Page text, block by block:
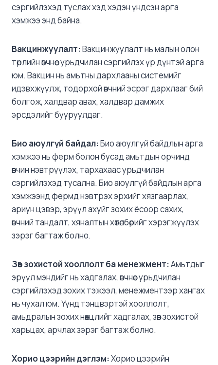
сэргийлэхэд туслах хэд хэдэн үндсэн арга
хэмжээ энд байна.
Вакцинжуулалт:Вакцинжуулалт нь малын олон
төрлийн өвчнөөс урьдчилан сэргийлэх үр дүнтэй арга
юм. Вакцин нь амьтны дархлааны системийг
идэвхжүүлж, тодорхой өвчний эсрэг дархлааг бий
болгож, халдвар авах, халдвар дамжих
эрсдэлийг бууруулдаг.
Биоаюулгүй байдал:Био аюулгүй байдлын арга
хэмжээ нь ферм болон бусад амьтдын орчинд
өвчин нэвтрүүлэх, тархахаас урьдчилан
сэргийлэхэд тусална. Био аюулгүй байдлын арга
хэмжээнд фермд нэвтрэх эрхийг хязгаарлах,
ариун цэвэр, эрүүл ахуйг зохих ёсоор сахих,
өвчний тандалт, хяналтын хөтөлбөрийг хэрэгжүүлэх
зэрэг багтаж болно.
Зөв зохистой хооллолт ба менежмент:Амьтдыг
эрүүл мэндийг нь хадгалах, өвчнөөс урьдчилан
сэргийлэхэд зохих тэжээл, менежментээр хангах
нь чухал юм. Үүнд тэнцвэртэй хооллолт,
амьдралын зохих нөхцлийг хадгалах, зөв ​​зохистой
харьцах, арчлах зэрэг багтаж болно.
Хориоцээрийн дэглэм:Хорио цээрийн